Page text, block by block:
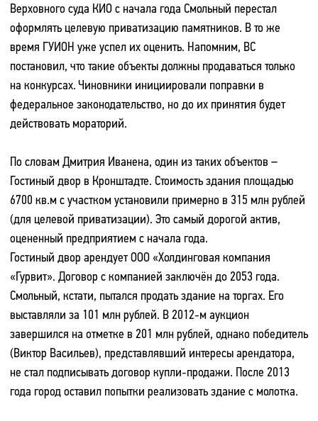
Верховного суда КИО с начала года Смольный перестал
оформлять целевую приватизацию памятников. В то же
время ГУИОН уже успел их оценить. Напомним, ВС
постановил, что такие объекты должны продаваться только
на конкурсах. Чиновники инициировали поправки в
федеральное законодательство, но до их принятия будет
действовать мораторий.
По словам Дмитрия Иванена, один из таких объектов –
Гостиный двор в Кронштадте. Стоимость здания площадью
6700 кв.м с участком установили примерно в 315 млн рублей
(для целевой приватизации). Это самый дорогой актив,
оцененный предприятием с начала года.
Гостиный двор арендует ООО «Холдинговая компания
«Гурвит». Договор с компанией заключён до 2053 года.
Смольный, кстати, пытался продать здание на торгах. Его
выставляли за 101 млн рублей. В 2012-м аукцион
завершился на отметке в 201 млн рублей, однако победитель
(Виктор Васильев), представлявший интересы арендатора,
не стал подписывать договор купли-продажи. После 2013
года город оставил попытки реализовать здание с молотка.